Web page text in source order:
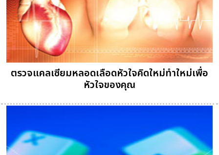
ตรวจแคลเซียมหลอดเลือดหัวใจคิดใหม่ทำใหม่เพื่อ
หัวใจของคุณ